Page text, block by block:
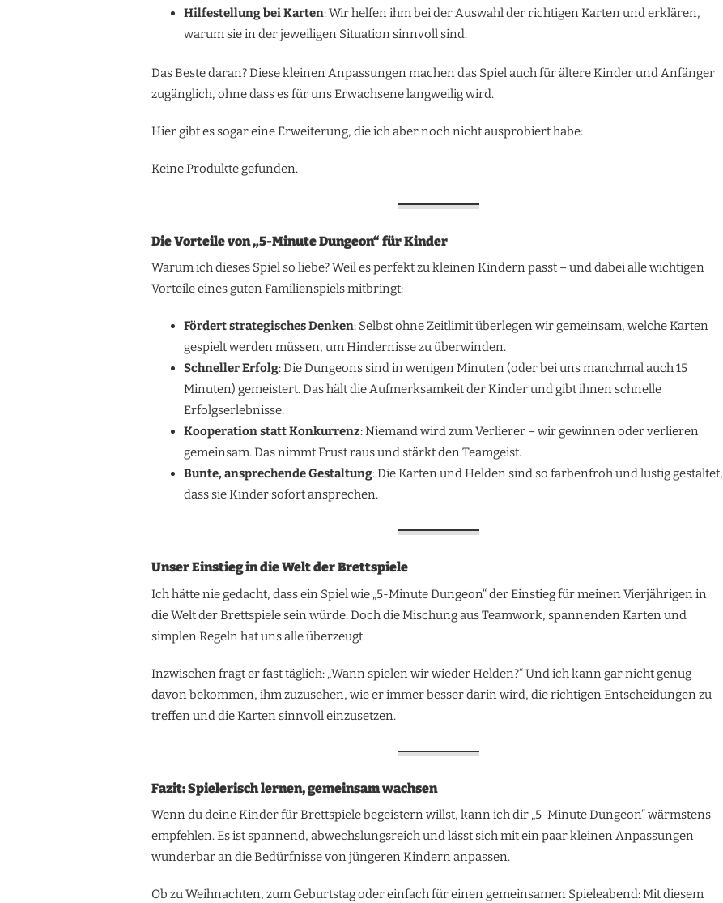
Hilfestellung bei Karten: Wir helfen ihm bei der Auswahl der richtigen Karten und erklären,
warum sie in der jeweiligen Situation sinnvoll sind.
Das Beste daran? Diese kleinen Anpassungen machen das Spiel auch für ältere Kinder und Anfänger
zugänglich, ohne dass es für uns Erwachsene langweilig wird.
Hier gibt es sogar eine Erweiterung, die ich aber noch nicht ausprobiert habe:
Keine Produkte gefunden.
Die Vorteile von „5-Minute Dungeon“ für Kinder
Warum ich dieses Spiel so liebe? Weil es perfekt zu kleinen Kindern passt – und dabei alle wichtigen
Vorteile eines guten Familienspiels mitbringt:
Fördert strategisches Denken: Selbst ohne Zeitlimit überlegen wir gemeinsam, welche Karten
gespielt werden müssen, um Hindernisse zu überwinden.
Schneller Erfolg: Die Dungeons sind in wenigen Minuten (oder bei uns manchmal auch 15
Minuten) gemeistert. Das hält die Aufmerksamkeit der Kinder und gibt ihnen schnelle
Erfolgserlebnisse.
Kooperation statt Konkurrenz: Niemand wird zum Verlierer – wir gewinnen oder verlieren
gemeinsam. Das nimmt Frust raus und stärkt den Teamgeist.
Bunte, ansprechende Gestaltung: Die Karten und Helden sind so farbenfroh und lustig gestaltet,
dass sie Kinder sofort ansprechen.
Unser Einstieg in die Welt der Brettspiele
Ich hätte nie gedacht, dass ein Spiel wie „5-Minute Dungeon“ der Einstieg für meinen Vierjährigen in
die Welt der Brettspiele sein würde. Doch die Mischung aus Teamwork, spannenden Karten und
simplen Regeln hat uns alle überzeugt.
Inzwischen fragt er fast täglich: „Wann spielen wir wieder Helden?“ Und ich kann gar nicht genug
davon bekommen, ihm zuzusehen, wie er immer besser darin wird, die richtigen Entscheidungen zu
treffen und die Karten sinnvoll einzusetzen.
Fazit: Spielerisch lernen, gemeinsam wachsen
Wenn du deine Kinder für Brettspiele begeistern willst, kann ich dir „5-Minute Dungeon“ wärmstens
empfehlen. Es ist spannend, abwechslungsreich und lässt sich mit ein paar kleinen Anpassungen
wunderbar an die Bedürfnisse von jüngeren Kindern anpassen.
Ob zu Weihnachten, zum Geburtstag oder einfach für einen gemeinsamen Spieleabend: Mit diesem